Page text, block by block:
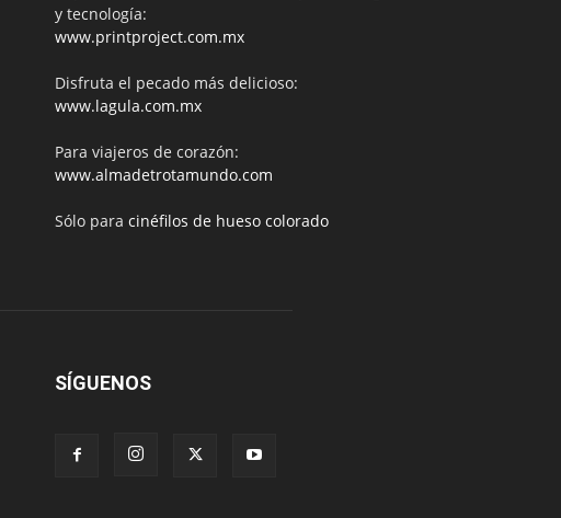
y tecnología:
www.printproject.com.mx
Disfruta el pecado más delicioso:
www.lagula.com.mx
Para viajeros de corazón:
www.almadetrotamundo.com
Sólo para cinéfilos de hueso colorado
SÍGUENOS